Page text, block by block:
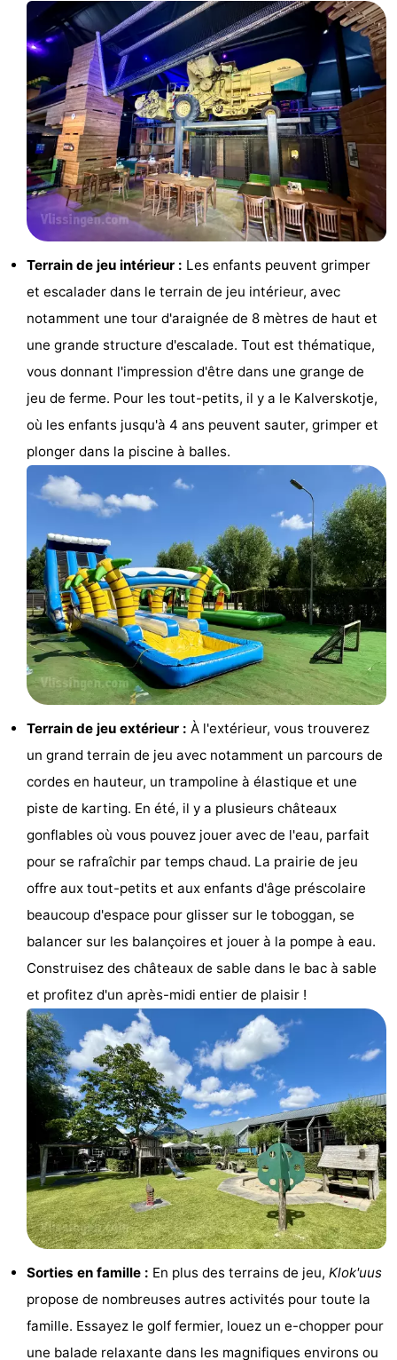
Domburg
Domburg
Westhove
Hôtels
Last
minutes
Plages
Voir
faire
Lieux
d'intérêt
-
Musées
Monuments
Moulins
Phares
Points
vue
Attractions
Terrains
de
jeux
Aires
de
jeux
intérieures
Bowling
Parcours
mini-
golf
Centres
bien-
être
Villages
villes
Nature
Visites
guidées
Sports
Piscines
Faire
vélo
Randonnée
Équitation
Manèges
Terrains
golf
Peche
Sportive
Equitation
Conduite
de
l'anneau
Boire
et
manger
Événements
Pratiques
Forum
Terrain de jeu intérieur : Les enfants peuvent grimper
et escalader dans le terrain de jeu intérieur, avec
notamment une tour d'araignée de 8 mètres de haut et
une grande structure d'escalade. Tout est thématique,
vous donnant l'impression d'être dans une grange de
jeu de ferme. Pour les tout-petits, il y a le Kalverskotje,
où les enfants jusqu'à 4 ans peuvent sauter, grimper et
plonger dans la piscine à balles.
Terrain de jeu extérieur : À l'extérieur, vous trouverez
un grand terrain de jeu avec notamment un parcours de
cordes en hauteur, un trampoline à élastique et une
piste de karting. En été, il y a plusieurs châteaux
gonflables où vous pouvez jouer avec de l'eau, parfait
pour se rafraîchir par temps chaud. La prairie de jeu
offre aux tout-petits et aux enfants d'âge préscolaire
beaucoup d'espace pour glisser sur le toboggan, se
balancer sur les balançoires et jouer à la pompe à eau.
Construisez des châteaux de sable dans le bac à sable
et profitez d'un après-midi entier de plaisir !
Sorties en famille : En plus des terrains de jeu, Klok'uus
propose de nombreuses autres activités pour toute la
famille. Essayez le golf fermier, louez un e-chopper pour
une balade relaxante dans les magnifiques environs ou